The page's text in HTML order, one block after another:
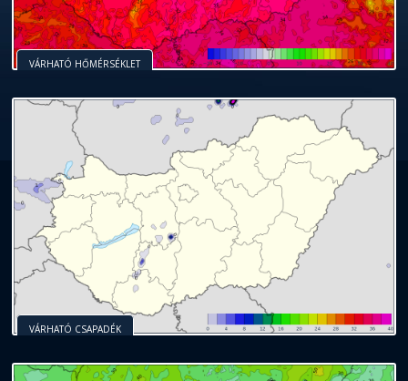
VÁRHATÓ HŐMÉRSÉKLET
VÁRHATÓ CSAPADÉK